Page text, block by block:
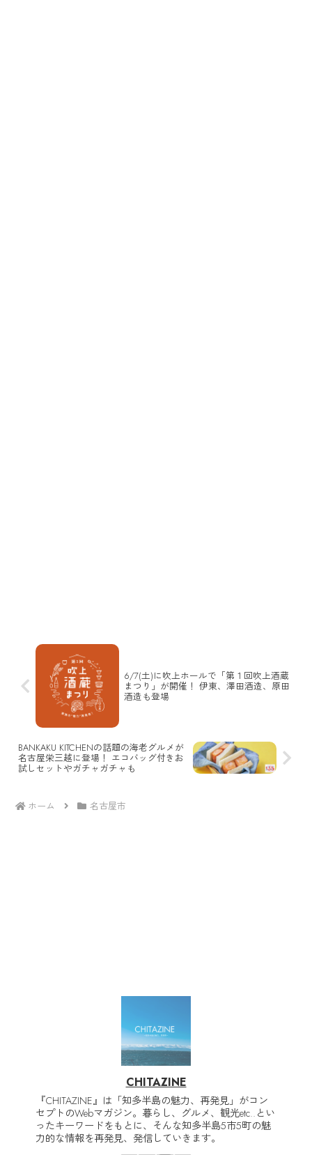
6/7(土)に吹上ホールで「第１回吹上酒蔵
まつり」が開催！ 伊東、澤田酒造、原田
酒造も登場
BANKAKU KITCHENの話題の海老グルメが
名古屋栄三越に登場！ エコバッグ付きお
試しセットやガチャガチャも
ホーム 名古屋市
CHITAZINE
『CHITAZINE』は「知多半島の魅力、再発見」がコン
セプトのWebマガジン。暮らし、グルメ、観光etc..とい
ったキーワードをもとに、そんな知多半島5市5町の魅
力的な情報を再発見、発信していきます。